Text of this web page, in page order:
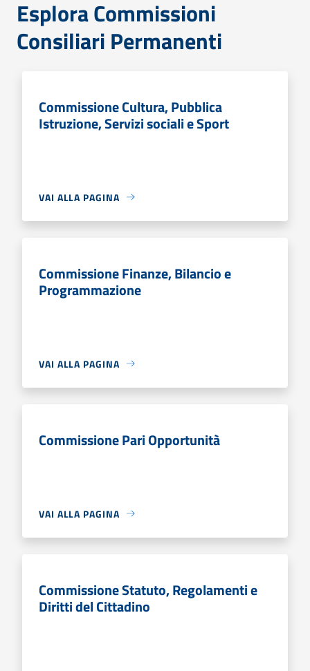
Esplora Commissioni
Consiliari Permanenti
Commissione Cultura, Pubblica
Istruzione, Servizi sociali e Sport
VAI ALLA PAGINA
Commissione Finanze, Bilancio e
Programmazione
VAI ALLA PAGINA
Commissione Pari Opportunità
VAI ALLA PAGINA
Commissione Statuto, Regolamenti e
Diritti del Cittadino